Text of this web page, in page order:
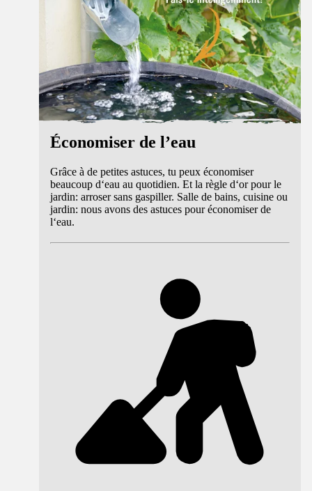
Économiser de l’eau
Grâce à de petites astuces, tu peux économiser
beaucoup d‘eau au quotidien. Et la règle d‘or pour le
jardin: arroser sans gaspiller. Salle de bains, cuisine ou
jardin: nous avons des astuces pour économiser de
l‘eau.